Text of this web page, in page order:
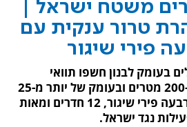
משטח ישראל |
טרור ענקית עם
551 שפועלים בעומק לבנון חשפו תוואי
תת-קרקעי באורך יותר מ-200 מטרים ובעומק של יותר מ-25
מטרים. במתחם אותרו ארבעה פירי שיגור, 12 חדרים ומאות
נגד ישראל.